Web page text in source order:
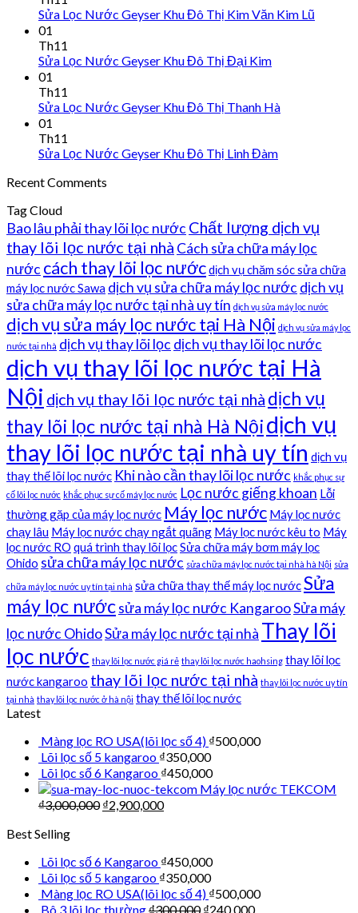
Sửa Lọc Nước Geyser Khu Đô Thị Kim Văn Kim Lũ
01
Th11
Sửa Lọc Nước Geyser Khu Đô Thị Đại Kim
01
Th11
Sửa Lọc Nước Geyser Khu Đô Thị Thanh Hà
01
Th11
Sửa Lọc Nước Geyser Khu Đô Thị Linh Đàm
Recent Comments
Tag Cloud
Bao lâu phải thay lõi lọc nước Chất lượng dịch vụ
thay lõi lọc nước tại nhà Cách sửa chữa máy lọc
nước cách thay lõi lọc nướcdịch vụ chăm sóc sửa chữa
máy lọc nước Sawa dịch vụ sửa chữa máy lọc nước dịch vụ
sửa chữa máy lọc nước tại nhà uy tín dịch vụ sửa máy lọc nước
dịch vụ sửa máy lọc nước tại Hà Nội dịch vụ sửa máy lọc
nước tại nhà dịch vụ thay lõi lọc dịch vụ thay lõi lọc nước
dịch vụ thay lõi lọc nước tại Hà
Nội dịch vụ thay lõi lọc nước tại nhà dịch vụ
thay lõi lọc nước tại nhà Hà Nộidịch vụ
thay lõi lọc nước tại nhà uy tín dịch vụ
thay thế lõi lọc nước Khi nào cần thay lõi lọc nước khắc phục sự
cố lõi lọc nước khắc phục sự cố máy lọc nước Lọc nước giếng khoan Lỗi
thường gặp của máy lọc nước Máy lọc nước Máy lọc nước
chạy lâu Máy lọc nước chạy ngắt quãng Máy lọc nước kêu to Máy
lọc nước RO quá trình thay lõi lọcSửa chữa máy bơm máy lọc
Ohido sửa chữa máy lọc nước sửa chữa máy lọc nước tại nhà hà Nội sửa
chữa máy lọc nước uy tín tại nhà sửa chữa thay thế máy lọc nướcSửa
máy lọc nướcsửa máy lọc nước KangarooSửa máy
lọc nước OhidoSửa máy lọc nước tại nhà Thay lõi
lọc nước thay lõi lọc nước giá rẻ thay lõi lọc nước haohsing thay lõi lọc
nước kangaroo thay lõi lọc nước tại nhà thay lõi lọc nước uy tín
tại nhà thay lõi lọc nước ở hà nội thay thế lõi lọc nước
Latest
Màng lọc RO USA(lõi lọc số 4) ₫500,000
Lõi lọc số 5 kangaroo ₫350,000
Lõi lọc số 6 Kangaroo ₫450,000
Máy lọc nước TEKCOM
₫3,000,000 ₫2,900,000
Best Selling
Lõi lọc số 6 Kangaroo ₫450,000
Lõi lọc số 5 kangaroo ₫350,000
Màng lọc RO USA(lõi lọc số 4) ₫500,000
Bô 3 lõi lọc thường₫300,000 ₫240,000